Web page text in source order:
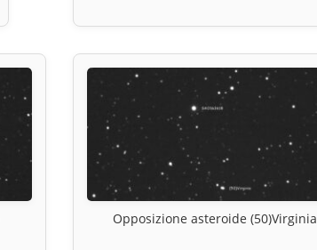
Opposizione asteroide (50)Virginia